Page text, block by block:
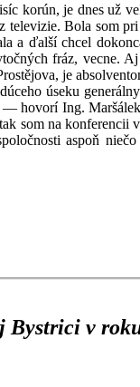
korún, je dnes už
televizie. Bola som
a ďalší chcel
fráz, vecne.
je
úseku
hovorí Ing.
som na
aspoň
Bystrici v